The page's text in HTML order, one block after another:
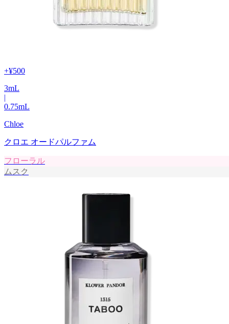
+¥500
3mL
|
0.75mL
Chloe
クロエ オードパルファム
フローラル
ムスク